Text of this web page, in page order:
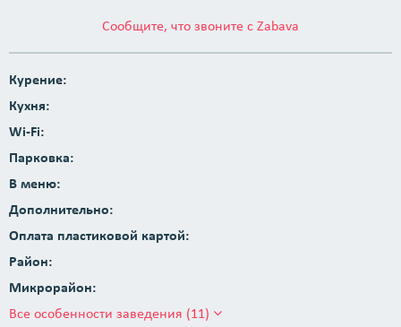
Сообщите, что звоните с Zabava
Курение:
Кухня:
Wi-Fi:
Парковка:
В меню:
Дополнительно:
Оплата пластиковой картой:
Район:
Микрорайон:
Все особенности заведения (11)